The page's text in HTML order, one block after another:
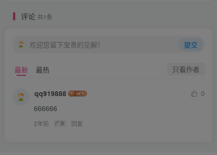
评论 共1条
欢迎您留下宝贵的见解！ 提交
最新 最热 只看作者
qq919888
0
666666
2年前 广东 回复